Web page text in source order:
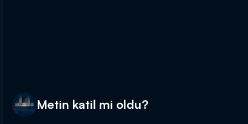
Metin katil mi oldu?